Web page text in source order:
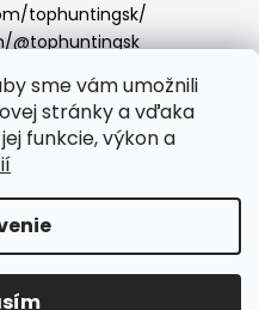
sme vám umožnili
stránky a vďaka
funkcie, výkon a
tophuntingsk/
@tophuntingsk
. Všetky práva vyhradené.